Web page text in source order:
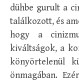
dühbe gurult a
találkozott, és
hogy a
kiváltságok, a
könyörtelenül
önmagában.